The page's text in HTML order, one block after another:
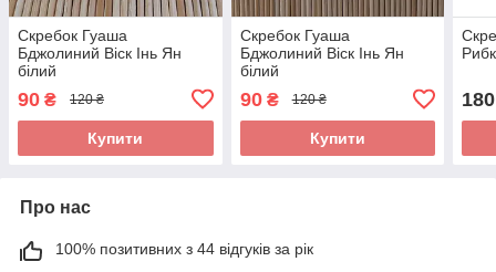
Скребок Гуаша
Бджолиний Віск Інь Ян
білий
90 ₴ 120 ₴
Купити
Скребок Гуаша
Бджолиний Віск Інь Ян
білий
90₴ 120 ₴
Купити
180
Про нас
100% позитивних з 44 відгуків за рік